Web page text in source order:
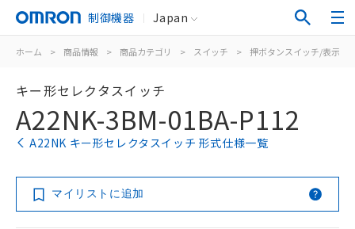
制御機器 Japan
ホーム > 商品情報 > 商品カテゴリ > スイッチ > 押ボタンスイッチ/表示灯
キー形セレクタスイッチ
A22NK-3BM-01BA-P112
A22NK キー形セレクタスイッチ 形式仕様一覧
マイリストに追加